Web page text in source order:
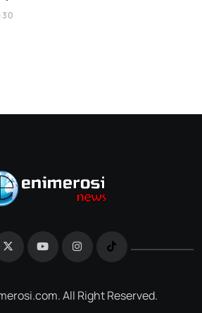
All Right Reserved.